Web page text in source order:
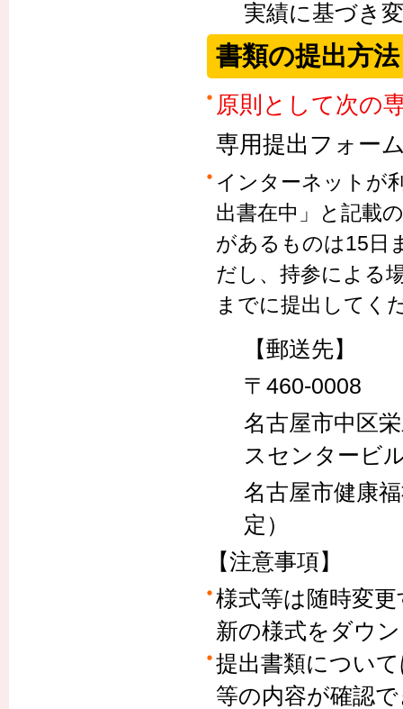
実績に基づき
書類の提出方法
原則として次の
専用提出フォ
インターネットが
出書在中」と記載
があるものは15日
だし、持参による
までに提出してく
【郵送先】
〒460-0008
名古屋市中区
スセンタービ
名古屋市健康
定）
【注意事項】
様式等は随時変
新の様式をダウ
提出書類につい
等の内容が確認